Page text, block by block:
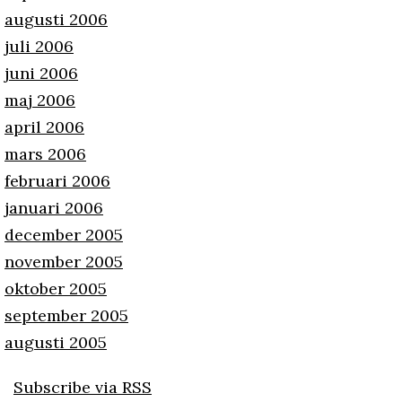
augusti 2006
juli 2006
juni 2006
maj 2006
april 2006
mars 2006
februari 2006
januari 2006
december 2005
november 2005
oktober 2005
september 2005
augusti 2005
Subscribe via RSS